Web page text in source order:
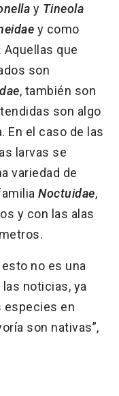
y Tineola
y como
que
son
, también son
son algo
En el caso de las
larvas se
variedad de
Noctuidae,
y con las alas
no es una
noticias, ya
especies en
son nativas”,